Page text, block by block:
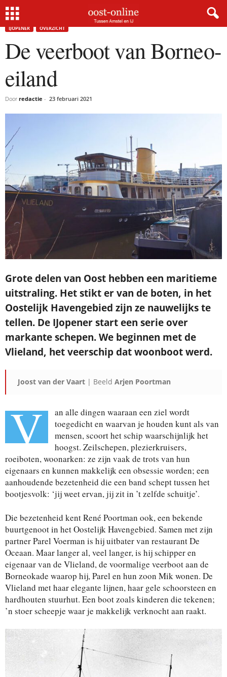
Home De veerboot van Borneo-eiland
IJOPENER OVERZICHT
De veerboot van Borneo-
eiland
Door redactie - 23 februari 2021
Grote delen van Oost hebben een maritieme
uitstraling. Het stikt er van de boten, in het
Oostelijk Havengebied zijn ze nauwelijks te
tellen. De IJopener start een serie over
markante schepen. We beginnen met de
Vlieland, het veerschip dat woonboot werd.
Joost van der Vaart | Beeld Arjen Poortman
V
an alle dingen waaraan een ziel wordt
toegedicht en waarvan je houden kunt als van
mensen, scoort het schip waarschijnlijk het
hoogst. Zeilschepen, plezierkruisers,
roeiboten, woonarken: ze zijn vaak de trots van hun
eigenaars en kunnen makkelijk een obsessie worden; een
aanhoudende bezetenheid die een band schept tussen het
bootjesvolk: ‘jij weet ervan, jij zit in ’t zelfde schuitje’.
Die bezetenheid kent René Poortman ook, een bekende
buurtgenoot in het Oostelijk Havengebied. Samen met zijn
partner Parel Voerman is hij uitbater van restaurant De
Oceaan. Maar langer al, veel langer, is hij schipper en
eigenaar van de Vlieland, de voormalige veerboot aan de
Borneokade waarop hij, Parel en hun zoon Mik wonen. De
Vlieland met haar elegante lijnen, haar gele schoorsteen en
hardhouten stuurhut. Een boot zoals kinderen die tekenen;
’n stoer scheepje waar je makkelijk verknocht aan raakt.